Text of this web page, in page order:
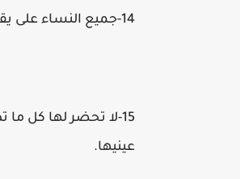
14-جميع النساء على يقين بأن لا رجل يستحقهن ، لا تتعب نفسك بالتفكير.
15-لا تحضر لها كل
عينيها.